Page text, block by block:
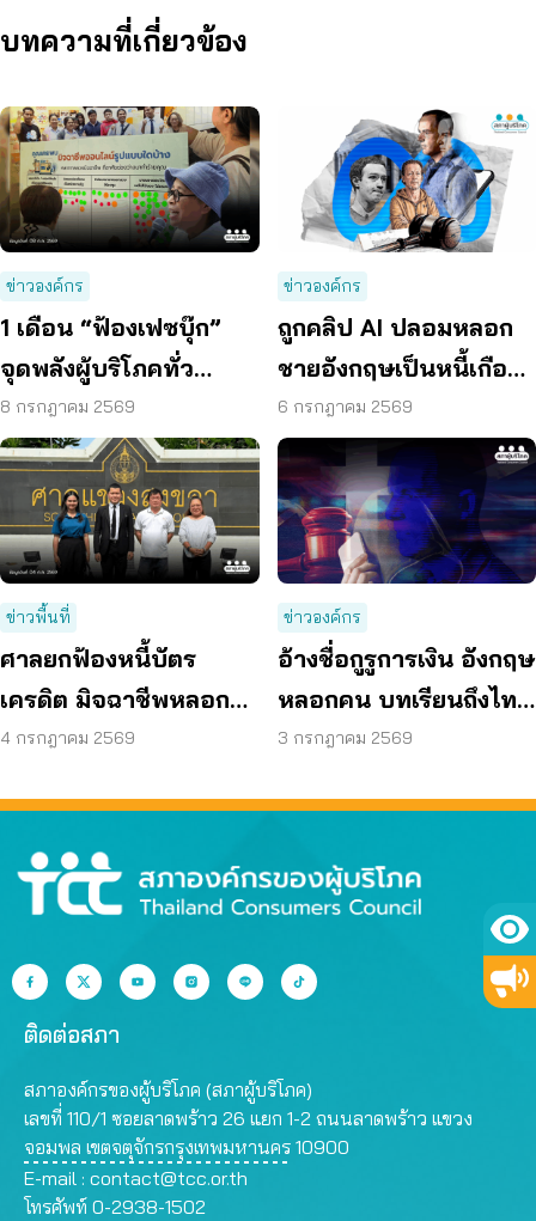
บทความที่เกี่ยวข้อง
ข่าวองค์กร
1 เดือน “ฟ้องเฟซบุ๊ก”
จุดพลังผู้บริโภคทั่ว
ประเทศ ดันแพลตฟอร์ม
ร่วมรับผิดชอบ
8 กรกฎาคม 2569
ข่าวองค์กร
ถูกคลิป AI ปลอมหลอก
ชายอังกฤษเป็นหนี้เกือบ
30 ปี ก่อน ผู้เสียหายรวม
พลังฟ้องเมตา
6 กรกฎาคม 2569
ข่าวพื้นที่
ศาลยกฟ้องหนี้บัตร
เครดิต มิจฉาชีพหลอก
กดลิงก์ หลังสภาผู้บริโภค
4 กรกฎาคม 2569
ข่าวองค์กร
อ้างชื่อกูรูการเงิน อังกฤษ
หลอกคน บทเรียนถึงไทย
ฟ้องแพลตฟอร์ม –
3 กรกฎาคม 2569
ติดต่อสภา
สภาองค์กรของผู้บริโภค (สภาผู้บริโภค)
เลขที่ 110/1 ซอยลาดพร้าว 26 แยก 1-2 ถนนลาดพร้าว แขวง
จอมพล เขตจตุจักรกรุงเทพมหานคร 10900
E-mail : contact@tcc.or.th
โทรศัพท์ 0-2938-1502